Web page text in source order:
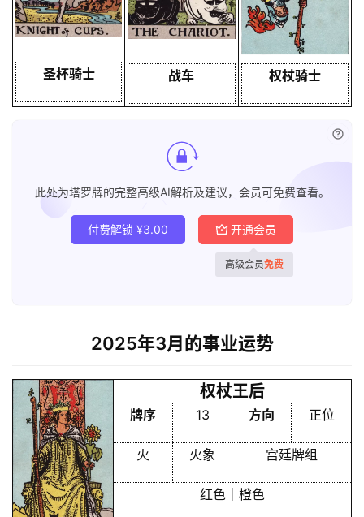
圣杯骑士 战车 权杖骑士
此处为塔罗牌的完整高级AI解析及建议，会员可免费查看。
付费解锁 ¥3.00 开通会员
高级会员免费
2025年3月的事业运势
权杖王后
牌序 13 方向 正位
火 火象 宫廷牌组
红色｜橙色